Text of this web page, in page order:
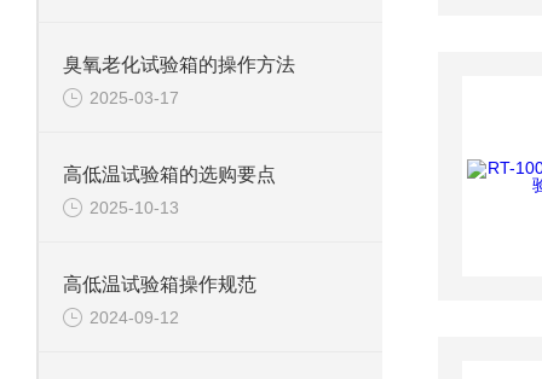
臭氧老化试验箱的操作方法
2025-03-17
高低温试验箱的选购要点
2025-10-13
高低温试验箱操作规范
2024-09-12